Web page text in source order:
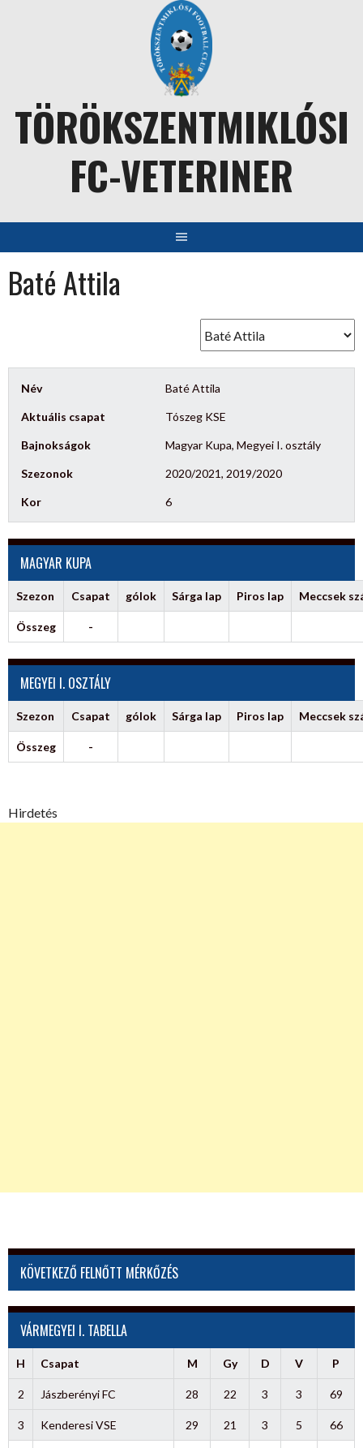
TÖRÖKSZENTMIKLÓSI
FC-VETERINER
Baté Attila
Név Baté Attila
Aktuális csapat Tószeg KSE
Bajnokságok Magyar Kupa, Megyei I. osztály
Szezonok 2020/2021, 2019/2020
Kor 6
MAGYAR KUPA
Szezon Csapat gólok Sárga lap Piros lap Meccsek
Összeg -
MEGYEI I. OSZTÁLY
Szezon Csapat gólok Sárga lap Piros lap Meccsek
Összeg -
Hirdetés
KÖVETKEZŐ FELNŐTT MÉRKŐZÉS
VÁRMEGYEI I. TABELLA
H Csapat M Gy D V P
2 Jászberényi FC 28 22 3 3 69
3 Kenderesi VSE 29 21 3 5 66